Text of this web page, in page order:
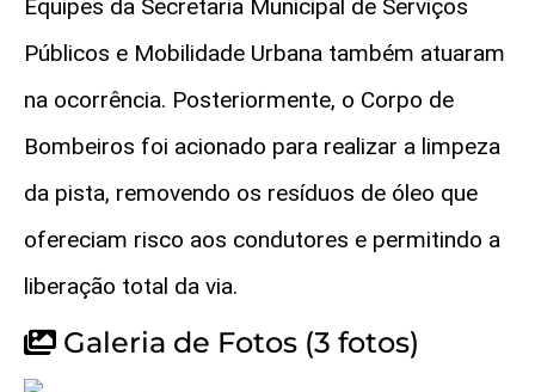
Equipes da Secretaria Municipal de Serviços
Públicos e Mobilidade Urbana também atuaram
na ocorrência. Posteriormente, o Corpo de
Bombeiros foi acionado para realizar a limpeza
da pista, removendo os resíduos de óleo que
ofereciam risco aos condutores e permitindo a
liberação total da via.
Galeria de Fotos (3 fotos)